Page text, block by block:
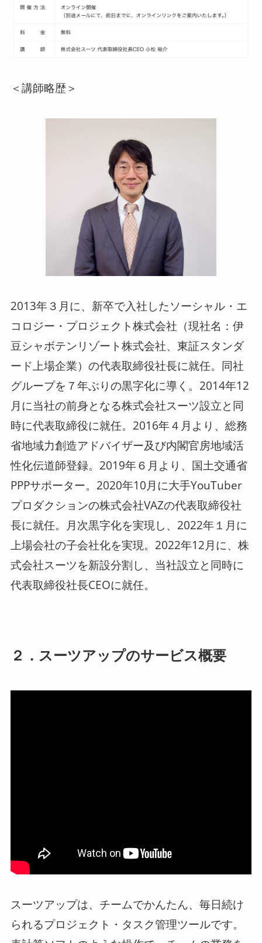
＜講師略歴＞
2013年３月に、新卒で入社したソーシャル・エ
コロジー・プロジェクト株式会社（現社名：伊
豆シャボテンリゾート株式会社、東証スタンダ
ード上場企業）の代表取締役社長に就任。同社
グループを７年ぶりの黒字化に導く。2014年12
月に当社の前身となる株式会社スーツ設立と同
時に代表取締役に就任。2016年４月より、総務
省地域力創造アドバイザー及び内閣官房地域活
性化伝道師登録。2019年６月より、国土交通省
PPPサポーター。2020年10月に大手YouTuber
プロダクションの株式会社VAZの代表取締役社
長に就任。月次黒字化を実現し、2022年１月に
上場会社の子会社化を実現。2022年12月に、株
式会社スーツを新設分割し、当社設立と同時に
代表取締役社長CEOに就任。
２．スーツアップのサービス概要
スーツアップは、チームでかんたん、毎日続け
られるプロジェクト・タスク管理ツールです。